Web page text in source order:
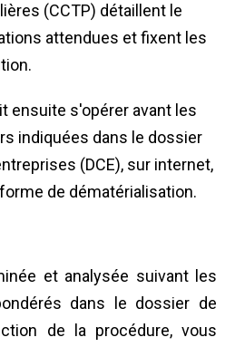
(CCTP) détaillent le
attendues et fixent les
ensuite s'opérer avant les
indiquées dans le dossier
(DCE), sur internet,
de dématérialisation.
et analysée suivant les
dans le dossier de
de la procédure, vous